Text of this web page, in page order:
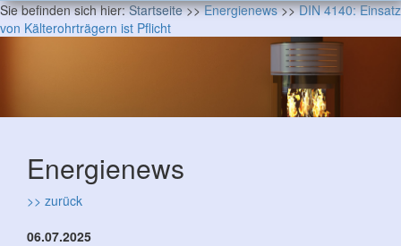
Sie befinden sich hier:Startseite>>Energienews>>DIN 4140: Einsatz
von Kälte­rohr­trä­gern ist Pflicht
Energienews
>> zurück
06.07.2025